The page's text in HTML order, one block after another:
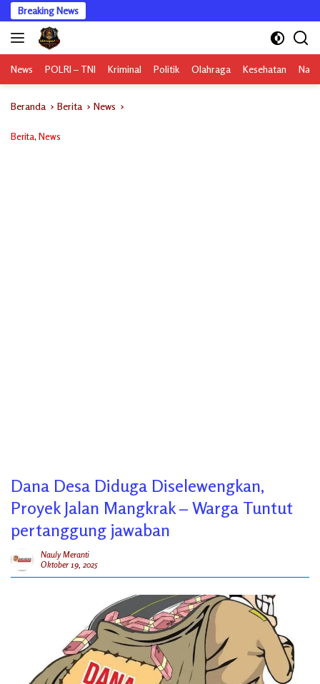
Langsung
ke
konten
Breaking News
News POLRI – TNI Kriminal Politik Olahraga Kesehatan
Beranda Berita News
Berita, News
Dana Desa Diduga Diselewengkan,
Proyek Jalan Mangkrak – Warga Tuntut
pertanggung jawaban
Nauly Meranti
Oktober 19, 2025